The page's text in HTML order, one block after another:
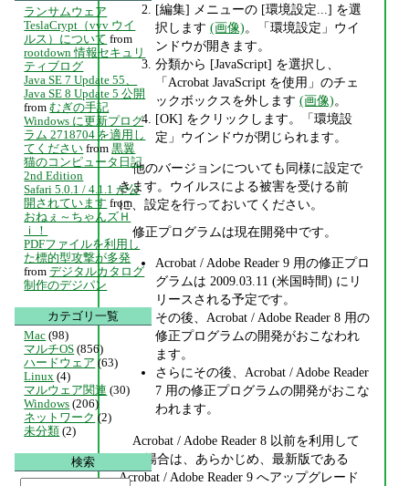
[編集] メニューの [環境設定...] を選
択します(画像)。「環境設定」ウイ
ンドウが開きます。
分類から [JavaScript] を選択し、
「Acrobat JavaScript を使用」のチェ
ックボックスを外します(画像)。
[OK] をクリックします。「環境設
定」ウインドウが閉じられます。
他のバージョンについても同様に設定で
きます。ウイルスによる被害を受ける前
に、設定を行っておいてください。
修正プログラムは現在開発中です。
Acrobat / Adobe Reader 9 用の修正プロ
グラムは 2009.03.11 (米国時間) にリ
リースされる予定です。
その後、Acrobat / Adobe Reader 8 用の
修正プログラムの開発がおこなわれ
ます。
さらにその後、Acrobat / Adobe Reader
7 用の修正プログラムの開発がおこな
われます。
Acrobat / Adobe Reader 8 以前を利用して
いる場合は、あらかじめ、最新版である
Acrobat / Adobe Reader 9 へアップグレード
ランサムウェア
TeslaCrypt（vvv ウイ
ルス）について from
rootdown 情報セキュリ
ティブログ
Java SE 7 Update 55、
Java SE 8 Update 5 公開
from むぎの手記
Windows に更新プログ
ラム 2718704 を適用し
てください from 黒翼
猫のコンピュータ日記
2nd Edition
Safari 5.0.1 / 4.1.1 が公
開されています from
おねぇ～ちゃんズＨ
ｉ！
PDFファイルを利用し
た標的型攻撃が多発
from デジタルカタログ
制作のデジパン
カテゴリ一覧
Mac (98)
マルチOS (856)
ハードウェア (63)
Linux (4)
マルウェア関連 (30)
Windows (206)
ネットワーク (2)
未分類 (2)
検索